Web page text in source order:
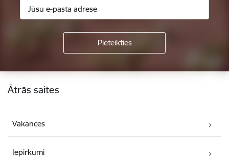
Kājene
Ātrās saites
Vakances
Iepirkumi